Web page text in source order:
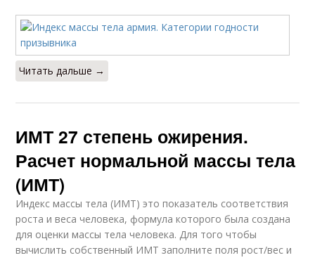
Читать дальше →
ИМТ 27 степень ожирения.
Расчет нормальной массы тела
(ИМТ)
Индекс массы тела (ИМТ) это показатель соответствия
роста и веса человека, формула которого была создана
для оценки массы тела человека. Для того чтобы
вычислить собственный ИМТ заполните поля рост/вес и